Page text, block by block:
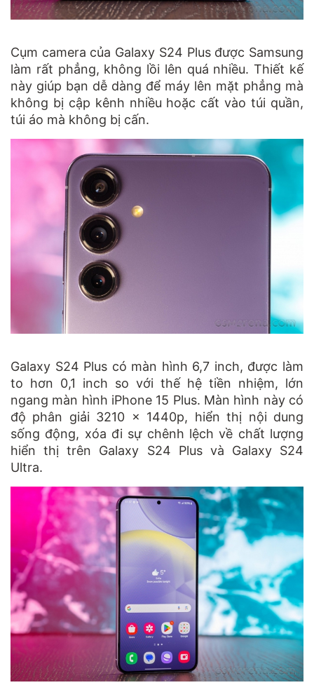
Cụm camera của Galaxy S24 Plus được Samsung
làm rất phẳng, không lồi lên quá nhiều. Thiết kế
này giúp bạn dễ dàng để máy lên mặt phẳng mà
không bị cập kênh nhiều hoặc cất vào túi quần,
túi áo mà không bị cấn.
Galaxy S24 Plus có màn hình 6,7 inch, được làm
to hơn 0,1 inch so với thế hệ tiền nhiệm, lớn
ngang màn hình iPhone 15 Plus. Màn hình này có
độ phân giải 3210 x 1440p, hiển thị nội dung
sống động, xóa đi sự chênh lệch về chất lượng
hiển thị trên Galaxy S24 Plus và Galaxy S24
Ultra.